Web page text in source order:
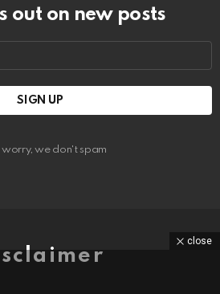
out on new posts
worry, we don't spam
close